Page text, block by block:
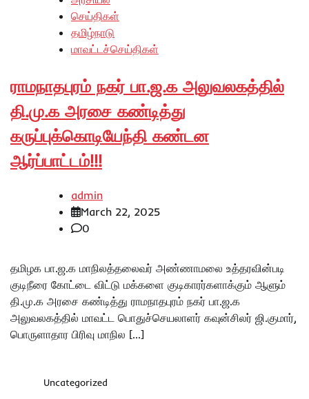
செய்திகள்
தமிழ்நாடு
மாவட்டச்செய்திகள்
ராமநாதபுரம் நகர் பா.ஜ.க அலுவலகத்தில்
தி.மு.க அரசை கண்டித்து
கருப்புக்கொடியேந்தி கண்டன
ஆர்ப்பாட்டம்!!!
admin
March 22, 2025
0
தமிழக பா.ஜ.க மாநிலத்தலைவர் அண்ணாமலை உத்தரவின்படி
குடிநீரை கோட்டை விட்டு மக்களை குடிகாரர்களாக்கும் ஆளும்
தி.மு.க அரசை கண்டித்து ராமநாதபுரம் நகர் பா.ஜ.க
அலுவலகத்தில் மாவட்ட பொதுச்செயலாளர் கவுன்சிலர் ஜி.குமார்,
பொருளாதார பிரிவு மாநில […]
Uncategorized